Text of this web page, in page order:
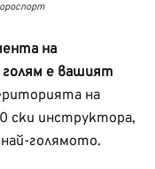
на
голям е вашият
на
ски инструктора,
голямото.